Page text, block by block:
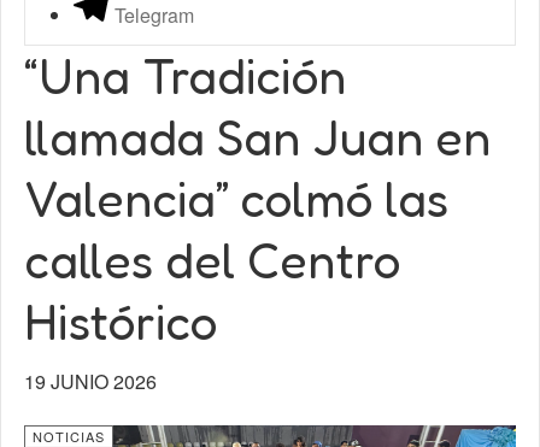
Telegram
“Una Tradición
llamada San Juan en
Valencia” colmó las
calles del Centro
Histórico
19 JUNIO 2026
NOTICIAS